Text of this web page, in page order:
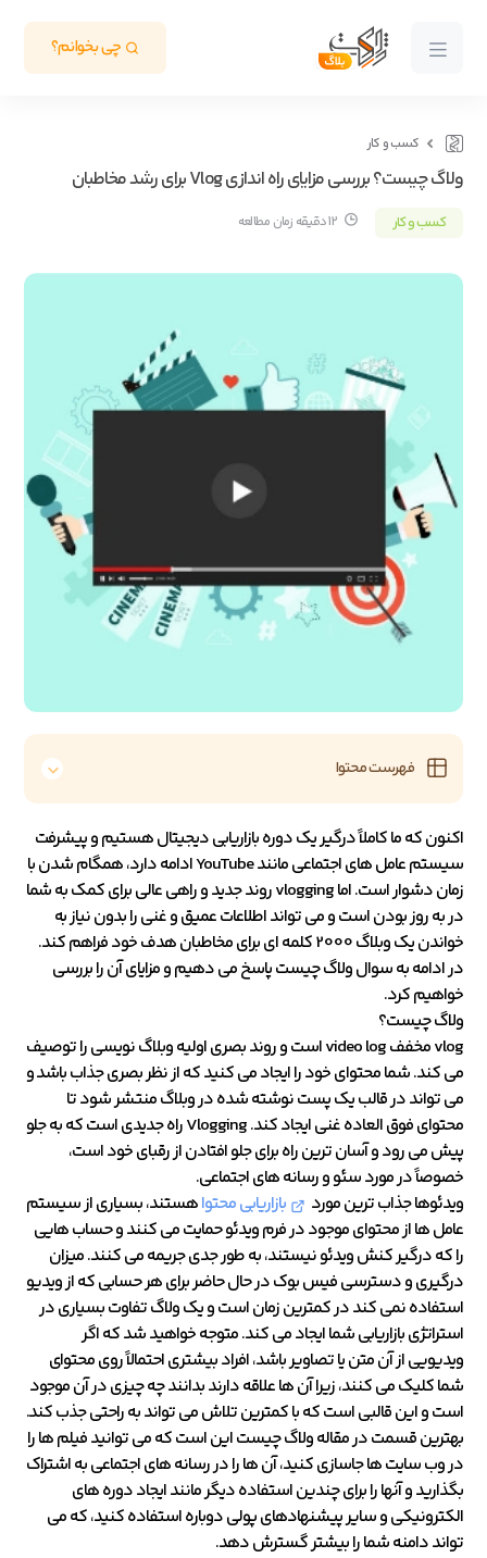
چی بخوانم؟
کسب و کار
ولاگ چیست؟ بررسی مزایای راه اندازی Vlog برای رشد مخاطبان
کسب و کار 12 دقیقه زمان مطالعه
فهرست محتوا
اکنون که ما کاملاً درگیر یک دوره بازاریابی دیجیتال هستیم و پیشرفت
سیستم عامل های اجتماعی مانند YouTube ادامه دارد، همگام شدن با
زمان دشوار است. اما vlogging روند جدید و راهی عالی برای کمک به شما
در به روز بودن است و می تواند اطلاعات عمیق و غنی را بدون نیاز به
خواندن یک وبلاگ 2000 کلمه ای برای مخاطبان هدف خود فراهم کند.
در ادامه به سوال ولاگ چیست پاسخ می دهیم و مزایای آن را بررسی
خواهیم کرد.
ولاگ چیست؟
vlog مخفف video log است و روند بصری اولیه وبلاگ نویسی را توصیف
می کند. شما محتوای خود را ایجاد می کنید که از نظر بصری جذاب باشد و
می تواند در قالب یک پست نوشته شده در وبلاگ منتشر شود تا
محتوای فوق العاده غنی ایجاد کند. Vlogging راه جدیدی است که به جلو
پیش می رود و آسان ترین راه برای جلو افتادن از رقبای خود است،
خصوصاً در مورد سئو و رسانه های اجتماعی.
ویدئوها جذاب ترین مورد
بازاریابی محتواهستند، بسیاری از سیستم
عامل ها از محتوای موجود در فرم ویدئو حمایت می کنند و حساب هایی
را که درگیر کنش ویدئو نیستند، به طور جدی جریمه می کنند. میزان
درگیری و دسترسی فیس بوک در حال حاضر برای هر حسابی که از ویدیو
استفاده نمی کند در کمترین زمان است و یک ولاگ تفاوت بسیاری در
استراتژی بازاریابی شما ایجاد می کند. متوجه خواهید شد که اگر
ویدیویی از آن متن یا تصاویر باشد، افراد بیشتری احتمالاً روی محتوای
شما کلیک می کنند، زیرا آن ها علاقه دارند بدانند چه چیزی در آن موجود
است و این قالبی است که با کمترین تلاش می تواند به راحتی جذب کند.
بهترین قسمت در مقاله ولاگ چیست این است که می توانید فیلم ها را
در وب سایت ها جاسازی کنید، آن ها را در رسانه های اجتماعی به اشتراک
بگذارید و آنها را برای چندین استفاده دیگر مانند ایجاد دوره های
الکترونیکی و سایر پیشنهادهای پولی دوباره استفاده کنید، که می
تواند دامنه شما را بیشتر گسترش دهد.